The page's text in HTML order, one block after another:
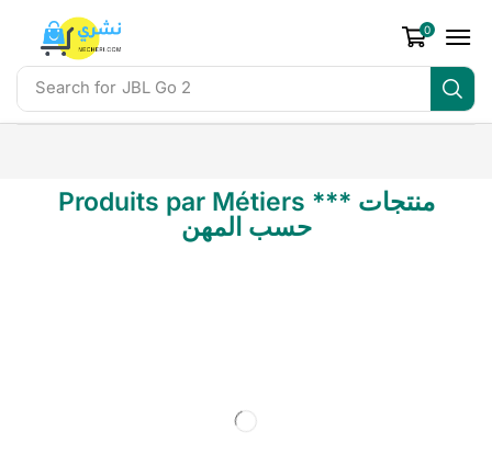
Search for JBL Go 2
0
Produits par Métiers *** منتجات
حسب المهن